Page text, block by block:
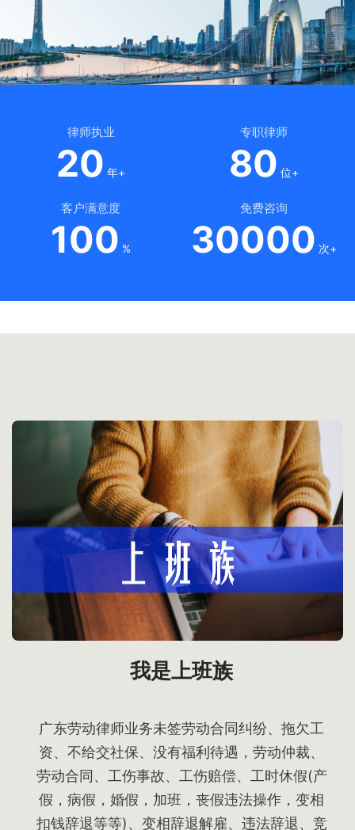
律师执业
20 年+
专职律师
80 位+
客户满意度
100 %
免费咨询
30000 次+
我是上班族
广东劳动律师业务未签劳动合同纠纷、拖欠工
资、不给交社保、没有福利待遇，劳动仲裁、
劳动合同、工伤事故、工伤赔偿、工时休假(产
假，病假，婚假，加班，丧假违法操作，变相
扣钱辞退等等)、变相辞退解雇、违法辞退、竞